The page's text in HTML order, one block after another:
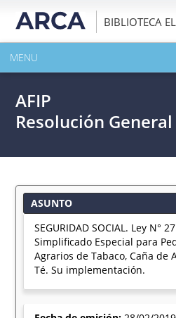
BIBLIOTECA
MENU
EXPANDIR TODO EL CONTENIDO DE
AFIP
Resolución
ASUNTO
SEGURIDAD SOCIAL. Ley N°
Simplificado Especial para
Agrarios de Tabaco, Caña de
Té. Su implementación.